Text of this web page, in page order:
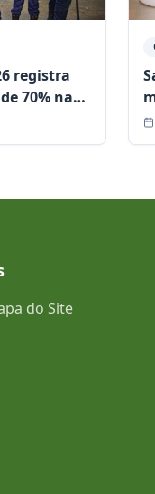
registra
70% nas
da
do Site